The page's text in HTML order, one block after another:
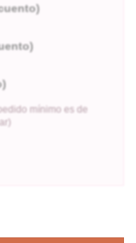
mínimo es de